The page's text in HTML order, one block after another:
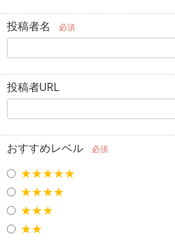
投稿者名 必須
投稿者URL
おすすめレベル 必須
★★★★★
★★★★
★★★
★★